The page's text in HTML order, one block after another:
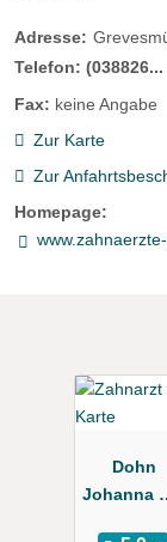
Adresse:
Telefon: (038826...
Fax: keine Angabe
Zur Karte
Zur
Homepage:
Dohn
Johanna